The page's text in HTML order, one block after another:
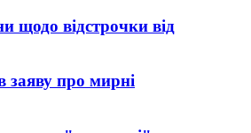
щодо відстрочки від
заяву про мирні